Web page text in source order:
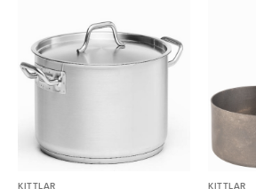
KITTLAR KITTLAR